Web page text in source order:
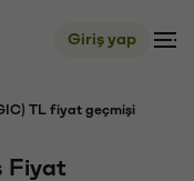
Giriş yap
TL fiyat geçmişi
Fiyat